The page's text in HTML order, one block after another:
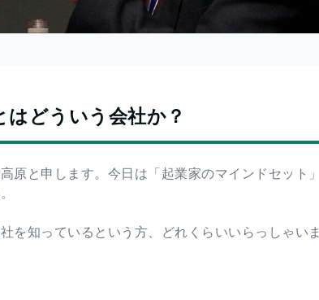
どういう会社か？
と申します。今日は「起業家のマインドセット」
を知っているという方、どれくらいいらっしゃいま